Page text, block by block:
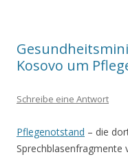
Kosovo um
Schreibe eine Antwort
Pflegenotstand – die
Sprechblasenfragmente